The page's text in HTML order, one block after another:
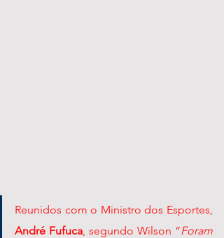
André Fufuca , segundo Wilson “Foram